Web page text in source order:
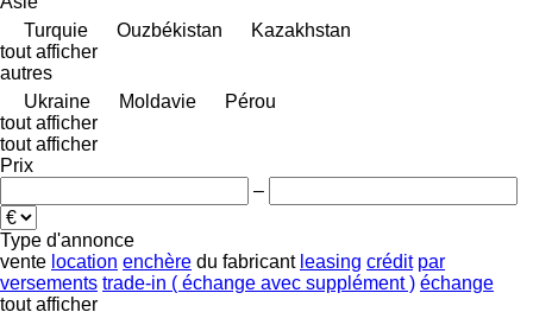
Turquie
Ouzbékistan
Kazakhstan
tout afficher
autres
Ukraine
Moldavie
Pérou
tout afficher
tout afficher
Prix
–
Type d'annonce
vente location enchère du fabricant leasing crédit par
versements trade-in ( échange avec supplément ) échange
tout afficher